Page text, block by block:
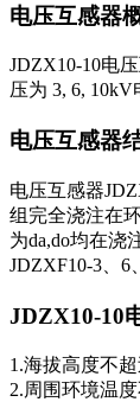
电压互感器
JDZX10-10电
压为 3, 6,
电压互感器
电压互感器
组完全浇注在
为da,do均在浇
JDZXF10-3、6
JDZX10-10
1.海拔高度不超
2.周围环境温